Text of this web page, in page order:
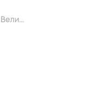
с. Софіївська Борщагівка, вул. Велика Кільцева, 58